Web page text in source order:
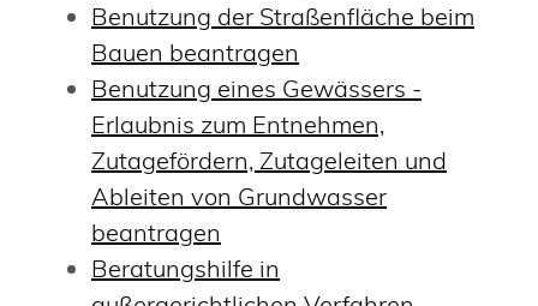
Benutzung der Straßenfläche beim
Bauen beantragen
Benutzung eines Gewässers -
Erlaubnis zum Entnehmen,
Zutagefördern, Zutageleiten und
Ableiten von Grundwasser
beantragen
Beratungshilfe in